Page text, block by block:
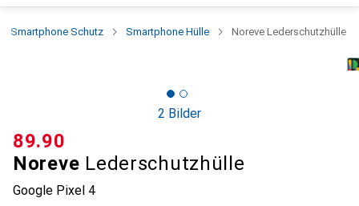
Smartphone Schutz Smartphone Hülle Noreve Lederschutzhülle
2 Bilder
Noreve Lederschutzhülle
Google Pixel 4
CHF
89.90